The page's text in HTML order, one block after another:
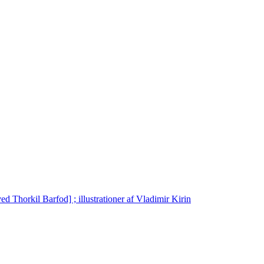
Thorkil Barfod] ; illustrationer af Vladimir Kirin